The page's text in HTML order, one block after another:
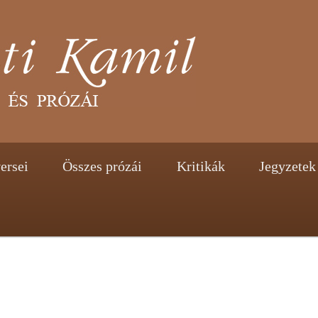
Összes prózái Kritikák Jegyzetek